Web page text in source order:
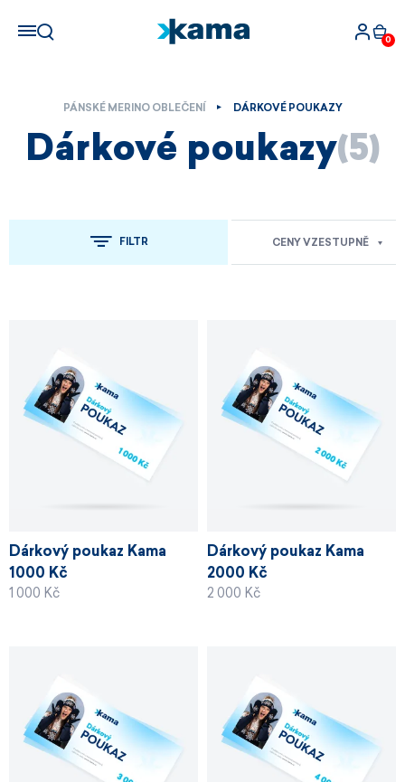
0
PÁNSKÉ MERINO OBLEČENÍ DÁRKOVÉ POUKAZY
Dárkové poukazy(5)
FILTR CENY VZESTUPNĚ
Dárkový poukaz Kama
1000 Kč
1 000 Kč
Dárkový poukaz Kama
2000 Kč
2 000 Kč